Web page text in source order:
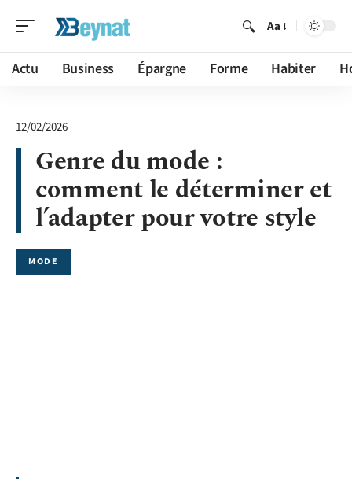
Aa
Actu Business Épargne Forme Habiter
12/02/2026
Genre du mode :
comment le déterminer et
l’adapter pour votre style
MODE